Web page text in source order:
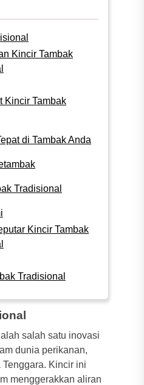
Kincir Tambak
Kincir Tambak
di Tambak Anda
Tradisional
Kincir Tambak
Tradisional
salah satu inovasi
dunia perikanan,
Kincir ini
menggerakkan aliran